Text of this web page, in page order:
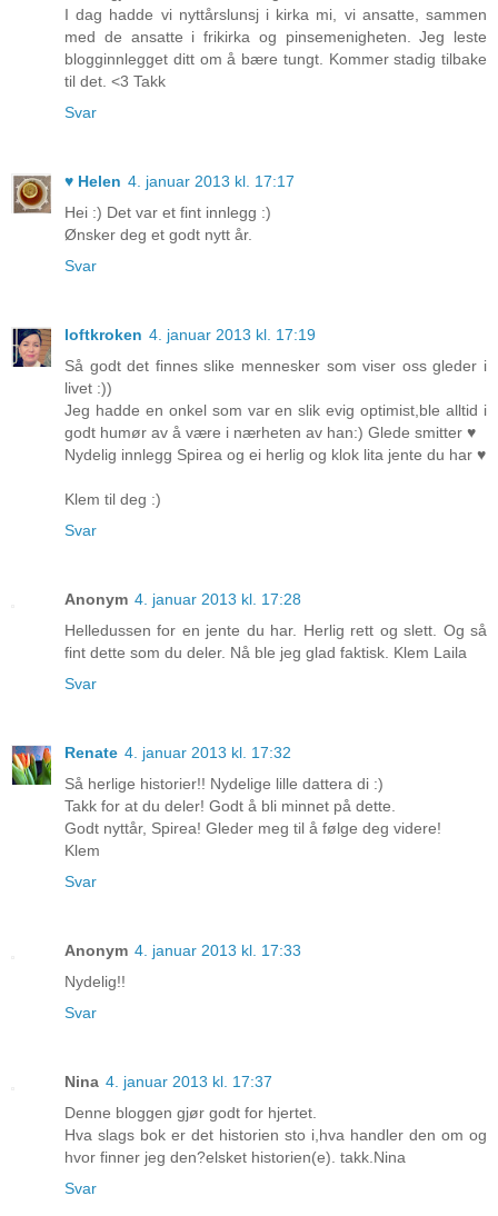
I dag hadde vi nyttårslunsj i kirka mi, vi ansatte, sammen
med de ansatte i frikirka og pinsemenigheten. Jeg leste
blogginnlegget ditt om å bære tungt. Kommer stadig tilbake
til det. <3 Takk
Svar
♥ Helen 4. januar 2013 kl. 17:17
Hei :) Det var et fint innlegg :)
Ønsker deg et godt nytt år.
Svar
loftkroken 4. januar 2013 kl. 17:19
Så godt det finnes slike mennesker som viser oss gleder i
livet :))
Jeg hadde en onkel som var en slik evig optimist,ble alltid i
godt humør av å være i nærheten av han:) Glede smitter ♥
Nydelig innlegg Spirea og ei herlig og klok lita jente du har ♥
Klem til deg :)
Svar
Anonym 4. januar 2013 kl. 17:28
Helledussen for en jente du har. Herlig rett og slett. Og så
fint dette som du deler. Nå ble jeg glad faktisk. Klem Laila
Svar
Renate 4. januar 2013 kl. 17:32
Så herlige historier!! Nydelige lille dattera di :)
Takk for at du deler! Godt å bli minnet på dette.
Godt nyttår, Spirea! Gleder meg til å følge deg videre!
Klem
Svar
Anonym 4. januar 2013 kl. 17:33
Nydelig!!
Svar
Nina 4. januar 2013 kl. 17:37
Denne bloggen gjør godt for hjertet.
Hva slags bok er det historien sto i,hva handler den om og
hvor finner jeg den?elsket historien(e). takk.Nina
Svar